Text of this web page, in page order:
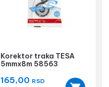
Korektor traka TESA
5mmx8m 58563
165,00 RSD